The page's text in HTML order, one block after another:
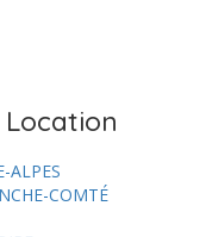
Location
ALPES
COMTÉ